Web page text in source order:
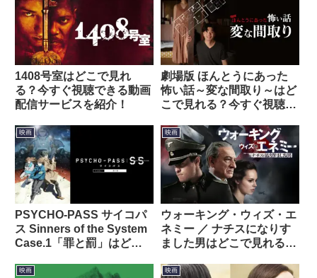
1408号室はどこで見れ
る？今すぐ視聴できる動画
配信サービスを紹介！
劇場版 ほんとうにあった
怖い話～変な間取り～はど
こで見れる？今すぐ視聴で
介！
映画
PSYCHO-PASS サイコパ
ス Sinners of the System
Case.1「罪と罰」はどこ
る動画配信サービスを紹
映画
ウォーキング・ウィズ・エ
ネミー ／ ナチスになりす
ました男はどこで見れる？
サービスを紹介！
映画 映画